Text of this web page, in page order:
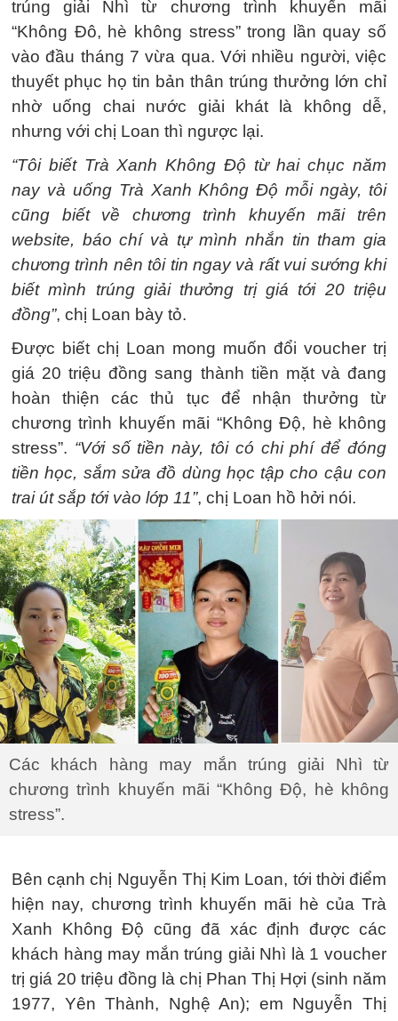
trúng giải Nhì từ chương trình khuyến mãi
“Không Đô, hè không stress” trong lần quay số
vào đầu tháng 7 vừa qua. Với nhiều người, việc
thuyết phục họ tin bản thân trúng thưởng lớn chỉ
nhờ uống chai nước giải khát là không dễ,
nhưng với chị Loan thì ngược lại.
“Tôi biết Trà Xanh Không Độ từ hai chục năm
nay và uống Trà Xanh Không Độ mỗi ngày, tôi
cũng biết về chương trình khuyến mãi trên
website, báo chí và tự mình nhắn tin tham gia
chương trình nên tôi tin ngay và rất vui sướng khi
biết mình trúng giải thưởng trị giá tới 20 triệu
đồng”, chị Loan bày tỏ.
Được biết chị Loan mong muốn đổi voucher trị
giá 20 triệu đồng sang thành tiền mặt và đang
hoàn thiện các thủ tục để nhận thưởng từ
chương trình khuyến mãi “Không Độ, hè không
stress”. “Với số tiền này, tôi có chi phí để đóng
tiền học, sắm sửa đồ dùng học tập cho cậu con
trai út sắp tới vào lớp 11”, chị Loan hồ hởi nói.
Các khách hàng may mắn trúng giải Nhì từ
chương trình khuyến mãi “Không Độ, hè không
stress”.
Bên cạnh chị Nguyễn Thị Kim Loan, tới thời điểm
hiện nay, chương trình khuyến mãi hè của Trà
Xanh Không Độ cũng đã xác định được các
khách hàng may mắn trúng giải Nhì là 1 voucher
trị giá 20 triệu đồng là chị Phan Thị Hợi (sinh năm
1977, Yên Thành, Nghệ An); em Nguyễn Thị